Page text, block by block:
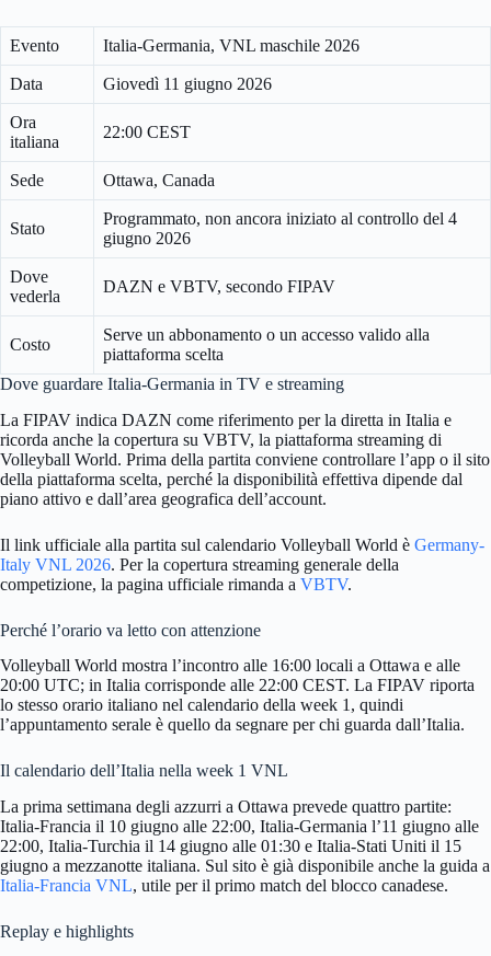
Evento Italia-Germania, VNL maschile 2026
Data Giovedì 11 giugno 2026
Ora
italiana
22:00 CEST
Sede Ottawa, Canada
Stato
Programmato, non ancora iniziato al controllo del 4
giugno 2026
Dove
vederla
DAZN e VBTV, secondo FIPAV
Costo
Serve un abbonamento o un accesso valido alla
piattaforma scelta
Dove guardare Italia-Germania in TV e streaming
La FIPAV indica DAZN come riferimento per la diretta in Italia e
ricorda anche la copertura su VBTV, la piattaforma streaming di
Volleyball World. Prima della partita conviene controllare l’app o il sito
della piattaforma scelta, perché la disponibilità effettiva dipende dal
piano attivo e dall’area geografica dell’account.
Il link ufficiale alla partita sul calendario Volleyball World è Germany-
Italy VNL 2026. Per la copertura streaming generale della
competizione, la pagina ufficiale rimanda a VBTV.
Perché l’orario va letto con attenzione
Volleyball World mostra l’incontro alle 16:00 locali a Ottawa e alle
20:00 UTC; in Italia corrisponde alle 22:00 CEST. La FIPAV riporta
lo stesso orario italiano nel calendario della week 1, quindi
l’appuntamento serale è quello da segnare per chi guarda dall’Italia.
Il calendario dell’Italia nella week 1 VNL
La prima settimana degli azzurri a Ottawa prevede quattro partite:
Italia-Francia il 10 giugno alle 22:00, Italia-Germania l’11 giugno alle
22:00, Italia-Turchia il 14 giugno alle 01:30 e Italia-Stati Uniti il 15
giugno a mezzanotte italiana. Sul sito è già disponibile anche la guida a
Italia-Francia VNL, utile per il primo match del blocco canadese.
Replay e highlights